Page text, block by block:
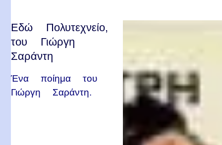
Εδώ Πολυτεχνείο,
του Γιώργη
Σαράντη
Ένα ποίημα του
Γιώργη Σαράντη.